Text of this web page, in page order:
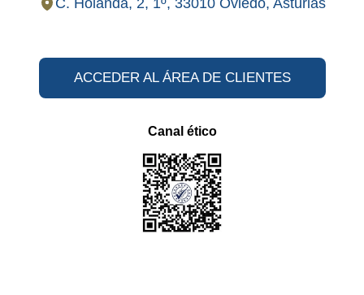
ACCEDER AL ÁREA DE CLIENTES
Canal ético